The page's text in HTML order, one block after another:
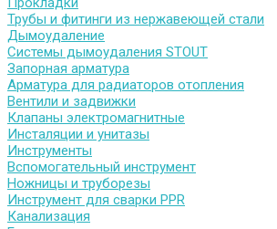
Трубы и фитинги из нержавеющей стали
Дымоудаление
Системы дымоудаления STOUT
Запорная арматура
Арматура для радиаторов отопления
Вентили и задвижки
Клапаны электромагнитные
Инсталяции и унитазы
Инструменты
Вспомогательный инструмент
Ножницы и труборезы
Инструмент для сварки PPR
Канализация